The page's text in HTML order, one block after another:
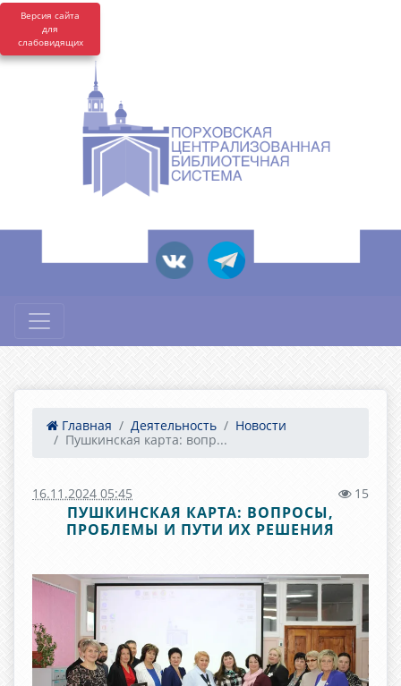
Версия сайта
для
слабовидящих
Главная Деятельность
Новости
Пушкинская карта: вопр...
16.11.2024 05:45 15
ПУШКИНСКАЯ КАРТА: ВОПРОСЫ,
ПРОБЛЕМЫ И ПУТИ ИХ РЕШЕНИЯ